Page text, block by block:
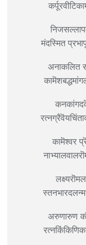
मंदस्मित
अनाकलित
कामॆश्वर
अरुणारुण